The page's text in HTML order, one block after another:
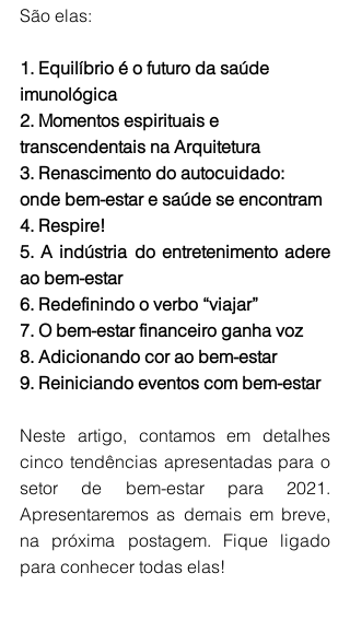
São elas:
1. Equilíbrio é o futuro da saúde
imunológica
2. Momentos espirituais e
transcendentais na Arquitetura
3. Renascimento do autocuidado:
onde bem-estar e saúde se encontram
4. Respire!
5. A indústria do entretenimento adere
ao bem-estar
6. Redefinindo o verbo “viajar”
7. O bem-estar financeiro ganha voz
8. Adicionando cor ao bem-estar
9. Reiniciando eventos com bem-estar
Neste artigo, contamos em detalhes
cinco tendências apresentadas para o
setor de bem-estar para 2021.
Apresentaremos as demais em breve,
na próxima postagem. Fique ligado
para conhecer todas elas!